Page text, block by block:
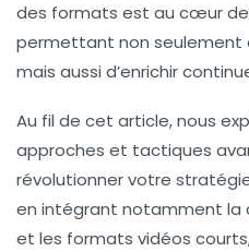
des formats est au cœur
permettant non seulement
mais aussi d’enrichir
Au fil de cet article, nous
approches et tactiques
révolutionner votre
en intégrant notamment la
et les formats vidéos